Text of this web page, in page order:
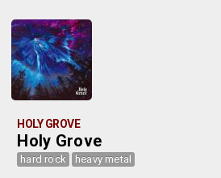
HOLY GROVE
Holy Grove
hard rock heavy metal